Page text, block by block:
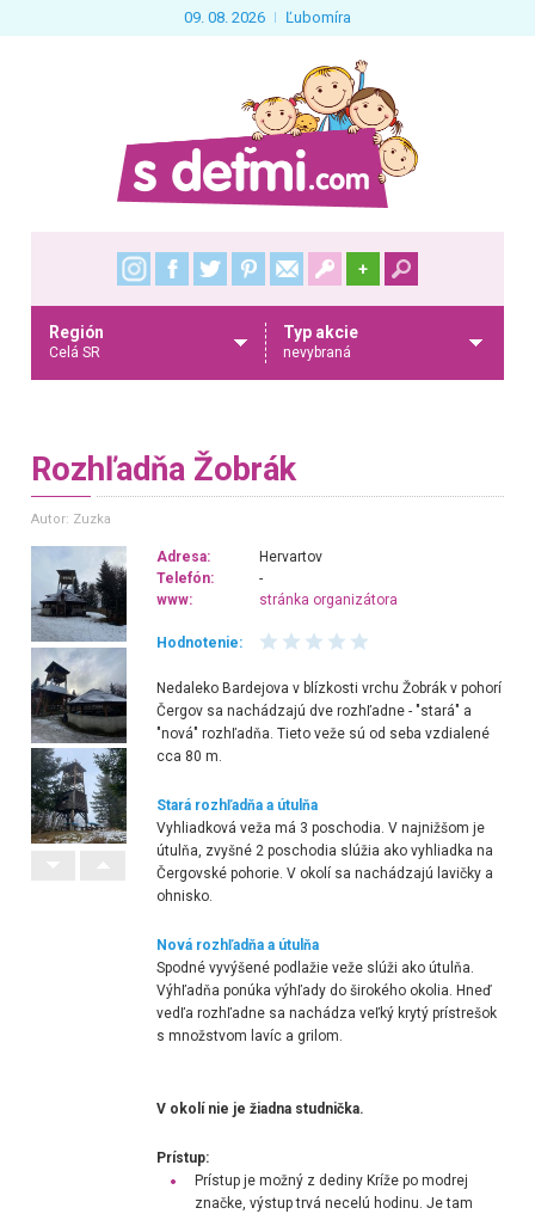
09. 08. 2026 Ľubomíra
+
Región
Celá SR
Typ akcie
nevybraná
Rozhľadňa Žobrák
Autor: Zuzka
Adresa:
Hervartov
Telefón:
-
www:
stránka organizátora
Hodnotenie:
Nedaleko Bardejova v blízkosti vrchu Žobrák v pohorí
Čergov sa nachádzajú dve rozhľadne - "stará" a
"nová" rozhľadňa. Tieto veže sú od seba vzdialené
cca 80 m.
Stará rozhľadňa a útulňa
Vyhliadková veža má 3 poschodia. V najnižšom je
útulňa, zvyšné 2 poschodia slúžia ako vyhliadka na
Čergovské pohorie. V okolí sa nachádzajú lavičky a
ohnisko.
Nová rozhľadňa a útulňa
Spodné vyvýšené podlažie veže slúži ako útulňa.
Výhľadňa ponúka výhľady do širokého okolia. Hneď
vedľa rozhľadne sa nachádza veľký krytý prístrešok
s množstvom lavíc a grilom.
V okolí nie je žiadna studnička.
Prístup:
Prístup je možný z dediny Kríže po modrej
značke, výstup trvá necelú hodinu. Je tam